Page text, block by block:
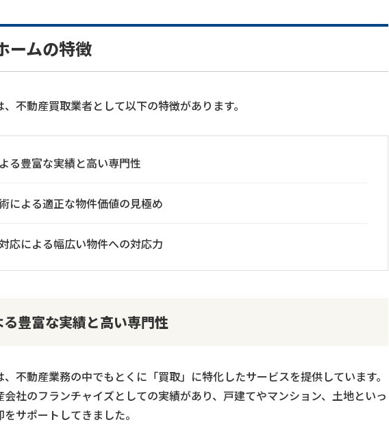
ームの特徴
不動産買取業者として以下の特徴があります。
る豊富な実績と高い専門性
による適正な物件価値の見極め
応による幅広い物件への対応力
豊富な実績と高い専門性
不動産業務の中でもとくに「買取」に特化したサービスを提供しています。
社のフランチャイズとしての実績があり、戸建てやマンション、土地といっ
サポートしてきました。